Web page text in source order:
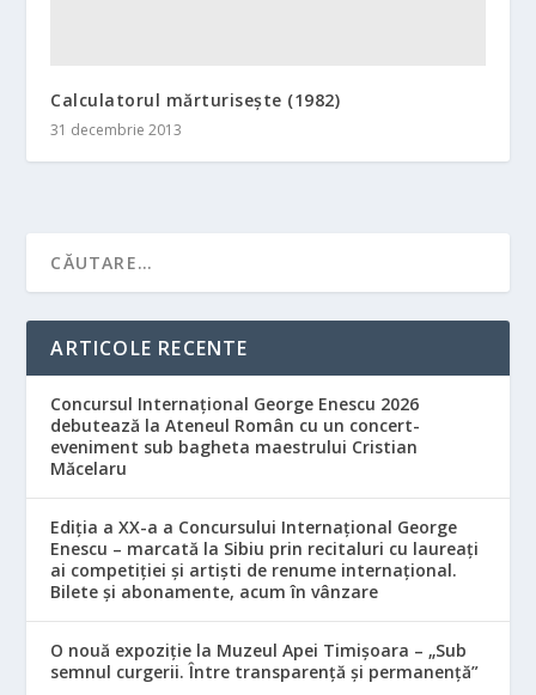
Calculatorul mărturiseşte (1982)
31 decembrie 2013
ARTICOLE RECENTE
Concursul Internațional George Enescu 2026
debutează la Ateneul Român cu un concert-
eveniment sub bagheta maestrului Cristian
Măcelaru
Ediția a XX-a a Concursului Internațional George
Enescu – marcată la Sibiu prin recitaluri cu laureați
ai competiției și artiști de renume internațional.
Bilete și abonamente, acum în vânzare
O nouă expoziție la Muzeul Apei Timișoara – „Sub
semnul curgerii. Între transparență și permanență”